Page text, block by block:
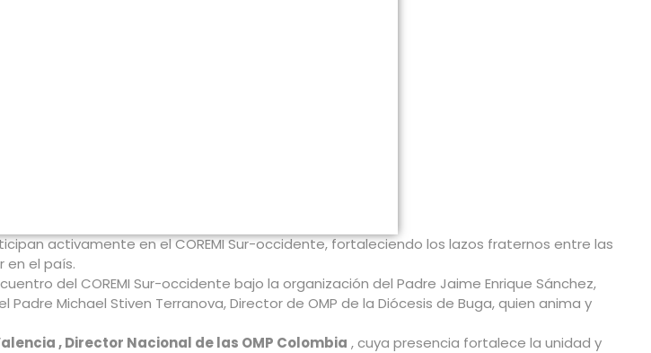
activamente en el COREMI Sur-occidente, fortaleciendo los lazos fraternos entre las
en el país.
del COREMI Sur-occidente bajo la organización del Padre Jaime Enrique Sánchez,
Michael Stiven Terranova, Director de OMP de la Diócesis de Buga, quien anima y
, Director Nacional de las OMP Colombia , cuya presencia fortalece la unidad y